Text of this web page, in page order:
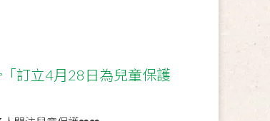
訂立4月28日為兒童保護